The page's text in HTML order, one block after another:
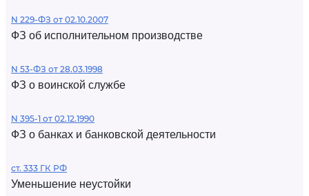
N 229-ФЗ от 02.10.2007
ФЗ об исполнительном производстве
N 53-ФЗ от 28.03.1998
ФЗ о воинской службе
N 395-1 от 02.12.1990
ФЗ о банках и банковской деятельности
ст. 333 ГК РФ
Уменьшение неустойки